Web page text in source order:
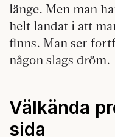
länge. Men man
helt landat i att
finns. Man ser
någon slags dröm.
Välkända
sida